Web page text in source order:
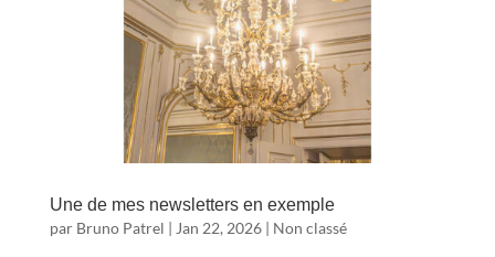
Une de mes newsletters en exemple
par Bruno Patrel | Jan 22, 2026| Non classé